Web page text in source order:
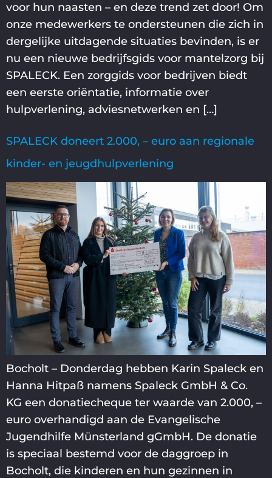
voor hun naasten – en deze trend zet door! Om
onze medewerkers te ondersteunen die zich in
dergelijke uitdagende situaties bevinden, is er
nu een nieuwe bedrijfsgids voor mantelzorg bij
SPALECK. Een zorggids voor bedrijven biedt
een eerste oriëntatie, informatie over
hulpverlening, adviesnetwerken en […]
SPALECK doneert 2.000, – euro aan regionale
kinder- en jeugdhulpverlening
Bocholt – Donderdag hebben Karin Spaleck en
Hanna Hitpaß namens Spaleck GmbH & Co.
KG een donatiecheque ter waarde van 2.000, –
euro overhandigd aan de Evangelische
Jugendhilfe Münsterland gGmbH. De donatie
is speciaal bestemd voor de daggroep in
Bocholt, die kinderen en hun gezinnen in